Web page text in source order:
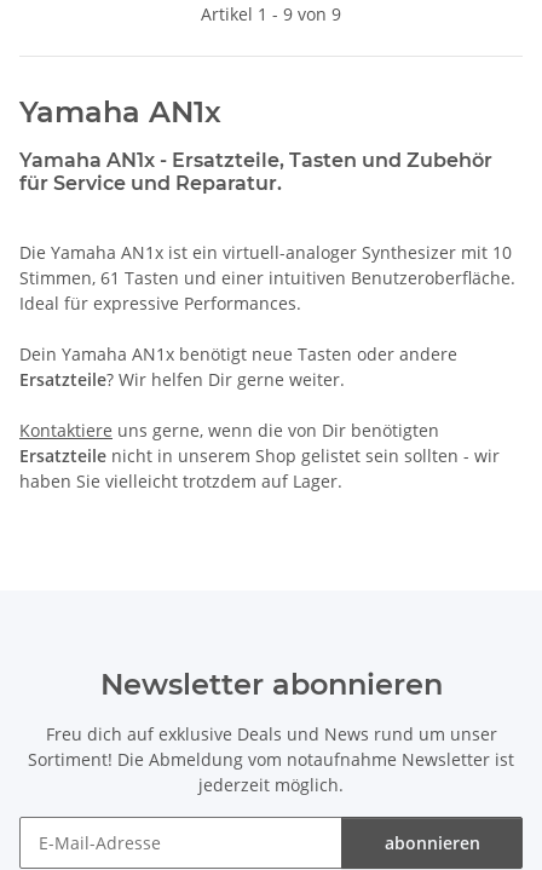
Artikel 1 - 9 von 9
Yamaha AN1x
Yamaha AN1x - Ersatzteile, Tasten und Zubehör
für Service und Reparatur.
Die Yamaha AN1x ist ein virtuell-analoger Synthesizer mit 10
Stimmen, 61 Tasten und einer intuitiven Benutzeroberfläche.
Ideal für expressive Performances.
Dein Yamaha AN1x benötigt neue Tasten oder andere
Ersatzteile? Wir helfen Dir gerne weiter.
Kontaktiere uns gerne, wenn die von Dir benötigten
Ersatzteile nicht in unserem Shop gelistet sein sollten - wir
haben Sie vielleicht trotzdem auf Lager.
Newsletter abonnieren
Freu dich auf exklusive Deals und News rund um unser
Sortiment! Die Abmeldung vom notaufnahme Newsletter ist
jederzeit möglich.
abonnieren